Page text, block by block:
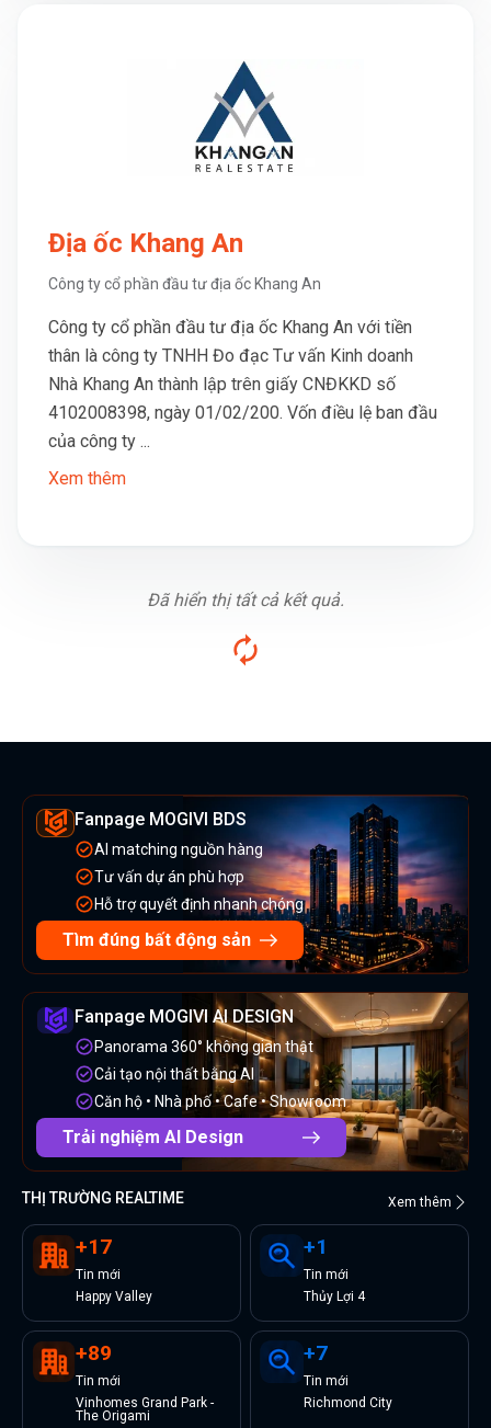
Địa ốc Khang An
Công ty cổ phần đầu tư địa ốc Khang An
Công ty cổ phần đầu tư địa ốc Khang An với tiền
thân là công ty TNHH Đo đạc Tư vấn Kinh doanh
Nhà Khang An thành lập trên giấy CNĐKKD số
4102008398, ngày 01/02/200. Vốn điều lệ ban đầu
của công ty ...
Xem thêm
Đã hiển thị tất cả kết quả.
Fanpage MOGIVI BDS
AI matching nguồn hàng
Tư vấn dự án phù hợp
Hỗ trợ quyết định nhanh chóng
Tìm đúng bất động sản
Fanpage MOGIVI AI DESIGN
Panorama 360° không gian thật
Cải tạo nội thất bằng AI
Căn hộ • Nhà phố • Cafe • Showroom
Trải nghiệm AI Design
THỊ TRƯỜNG REALTIME Xem thêm
+17
Tin mới
Happy Valley
+1
Tin mới
Thủy Lợi 4
+89
Tin mới
Vinhomes Grand Park -
The Origami
+7
Tin mới
Richmond City